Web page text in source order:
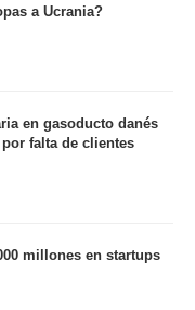
a Ucrania?
en gasoducto danés
falta de clientes
millones en startups